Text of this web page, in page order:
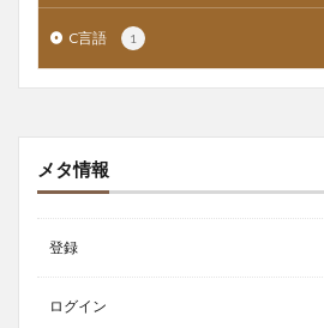
C言語 1
メタ情報
登録
ログイン